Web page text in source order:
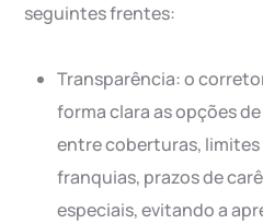
seguintes frentes:
Transparência: o
forma clara as opções
entre coberturas,
franquias, prazos de
especiais, evitando a